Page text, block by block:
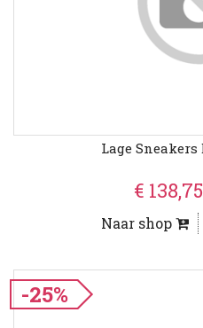
Lage
€ 138,75
Naar shop
-25%